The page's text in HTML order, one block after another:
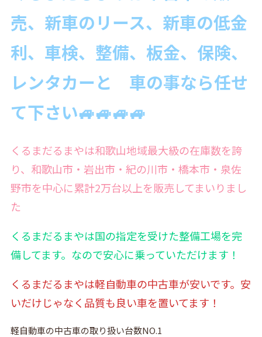
売、新車のリース、新車の低金
利、車検、整備、板金、保険、
レンタカーと 車の事なら任せ
て下さい🚙🚙🚙🚙
くるまだるまやは和歌山地域最大級の在庫数を誇
り、和歌山市・岩出市・紀の川市・橋本市・泉佐
野市を中心に累計2万台以上を販売してまいりまし
た
くるまだるまやは国の指定を受けた整備工場を完
備してます。なので安心に乗っていただけます！
くるまだるまやは軽自動車の中古車が安いです。安
いだけじゃなく品質も良い車を置いてます！
軽自動車の中古車の取り扱い台数NO.1